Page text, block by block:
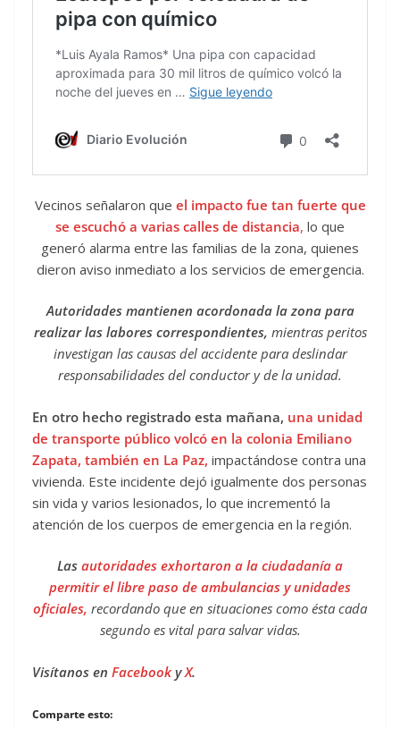
Vecinos señalaron que el impacto fue tan fuerte que
se escuchó a varias calles de distancia, lo que
generó alarma entre las familias de la zona, quienes
dieron aviso inmediato a los servicios de emergencia.
Autoridades mantienen acordonada la zona para
realizar las labores correspondientes, mientras peritos
investigan las causas del accidente para deslindar
responsabilidades del conductor y de la unidad.
En otro hecho registrado esta mañana, una unidad
de transporte público volcó en la colonia Emiliano
Zapata, también en La Paz, impactándose contra una
vivienda. Este incidente dejó igualmente dos personas
sin vida y varios lesionados, lo que incrementó la
atención de los cuerpos de emergencia en la región.
Las autoridades exhortaron a la ciudadanía a
permitir el libre paso de ambulancias y unidades
oficiales, recordando que en situaciones como ésta cada
segundo es vital para salvar vidas.
Visítanos en FacebookyX.
Comparte esto: